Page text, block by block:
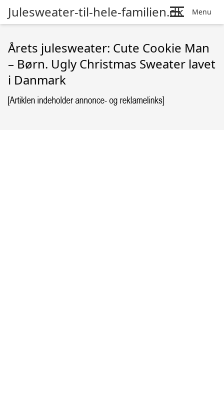
Julesweater-til-hele-familien.dk Menu
Årets julesweater: Cute Cookie Man
– Børn. Ugly Christmas Sweater lavet
i Danmark